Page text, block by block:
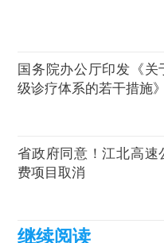
国务院办公厅印发《关
级诊疗体系的若干措施》
省政府同意！江北高速
费项目取消